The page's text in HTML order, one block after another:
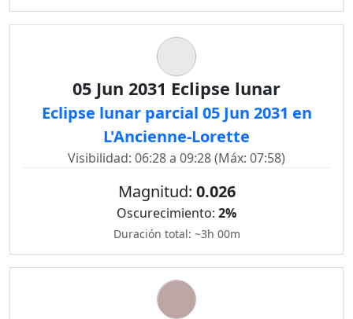
05 Jun 2031 Eclipse lunar
Eclipse lunar parcial 05 Jun 2031 en
L'Ancienne-Lorette
Visibilidad: 06:28 a 09:28 (Máx: 07:58)
Magnitud: 0.026
Oscurecimiento: 2%
Duración total: ~3h 00m